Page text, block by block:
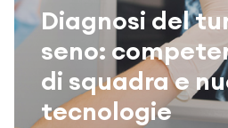
Diagnosi del
seno:
di squadra e
tecnologie